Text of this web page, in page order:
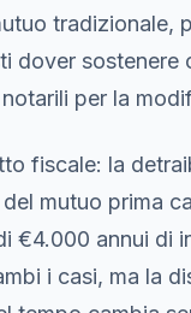
tradizionale,
dover sostenere
per la
fiscale: la
mutuo prima
€4.000 annui di
i casi, ma la